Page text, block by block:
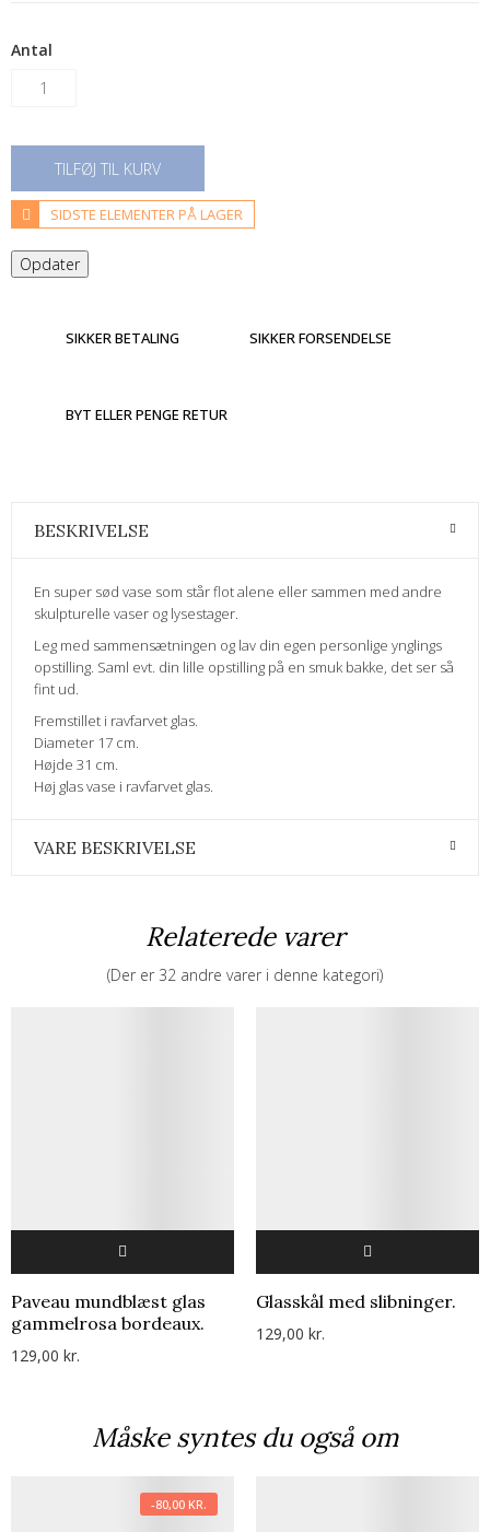
Antal
TILFØJ TIL KURV
SIDSTE ELEMENTER PÅ LAGER
SIKKER BETALING SIKKER FORSENDELSE
BYT ELLER PENGE RETUR
BESKRIVELSE
En super sød vase som står flot alene eller sammen med andre
skulpturelle vaser og lysestager.
Leg med sammensætningen og lav din egen personlige ynglings
opstilling. Saml evt. din lille opstilling på en smuk bakke, det ser så
fint ud.
Fremstillet i ravfarvet glas.
Diameter 17 cm.
Højde 31 cm.
Høj glas vase i ravfarvet glas.
VARE BESKRIVELSE
Relaterede varer
(Der er 32 andre varer i denne kategori)
Paveau mundblæst glas
gammelrosa bordeaux.
129,00 kr.
Glasskål med slibninger.
129,00 kr.
Måske syntes du også om
-80,00 KR.